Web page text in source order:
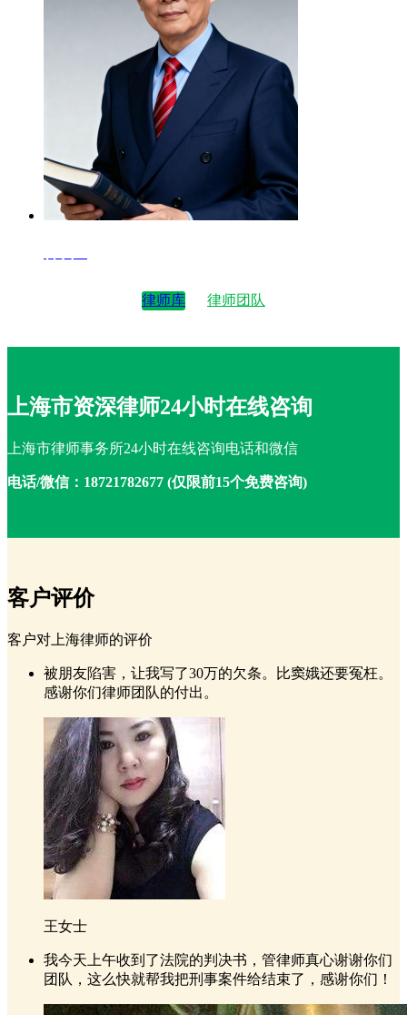
律师库 律师团队
上海市资深律师24小时在线咨询
上海市律师事务所24小时在线咨询电话和微信
电话/微信：18721782677 (仅限前15个免费咨询)
客户评价
客户对上海律师的评价
被朋友陷害，让我写了30万的欠条。比窦娥还要冤枉。
感谢你们律师团队的付出。
王女士
我今天上午收到了法院的判决书，管律师真心谢谢你们
团队，这么快就帮我把刑事案件给结束了，感谢你们！